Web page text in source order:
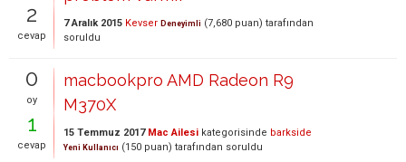
2
cevap
7 Aralık 2015 Kevser Deneyimli (7,680 puan) tarafından
soruldu
0
oy
1
cevap
macbookpro AMD Radeon R9
M370X
15 Temmuz 2017 Mac Ailesi kategorisinde barkside
Yeni Kullanıcı (150 puan) tarafından soruldu